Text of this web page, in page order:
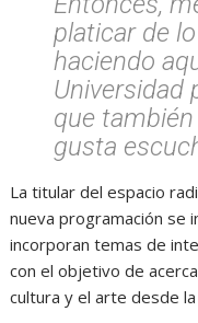
platicar de
haciendo
Universidad
que
gusta
La titular del espacio
nueva programación se
incorporan temas de
con el objetivo de
cultura y el arte desde